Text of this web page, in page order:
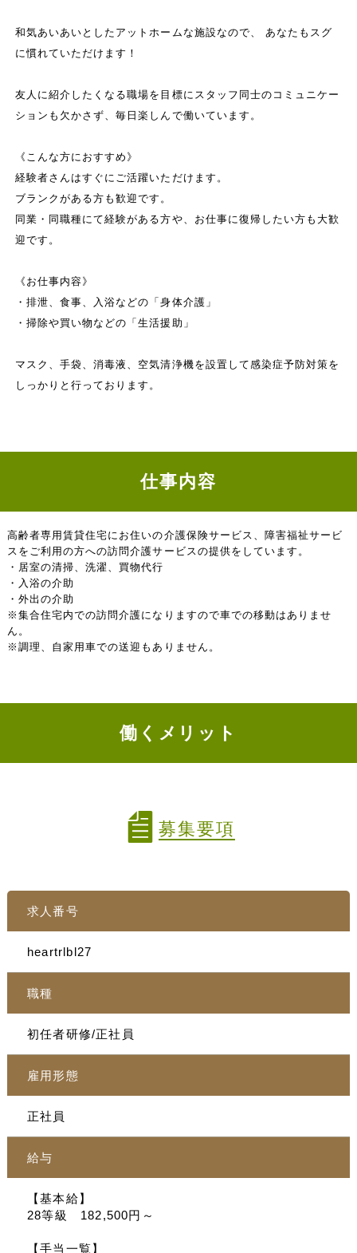
和気あいあいとしたアットホームな施設なので、 あなたもスグ
に慣れていただけます！
友人に紹介したくなる職場を目標にスタッフ同士のコミュニケー
ションも欠かさず、毎日楽しんで働いています。
《こんな方におすすめ》
経験者さんはすぐにご活躍いただけます。
ブランクがある方も歓迎です。
同業・同職種にて経験がある方や、お仕事に復帰したい方も大歓
迎です。
《お仕事内容》
・排泄、食事、入浴などの「身体介護」
・掃除や買い物などの「生活援助」
マスク、手袋、消毒液、空気清浄機を設置して感染症予防対策を
しっかりと行っております。
仕事内容
高齢者専用賃貸住宅にお住いの介護保険サービス、障害福祉サービ
スをご利用の方への訪問介護サービスの提供をしています。
・居室の清掃、洗濯、買物代行
・入浴の介助
・外出の介助
※集合住宅内での訪問介護になりますので車での移動はありませ
ん。
※調理、自家用車での送迎もありません。
働くメリット
募集要項
求人番号
heartrlbl27
職種
初任者研修/正社員
雇用形態
正社員
給与
【基本給】
28等級 182,500円～
【手当一覧】